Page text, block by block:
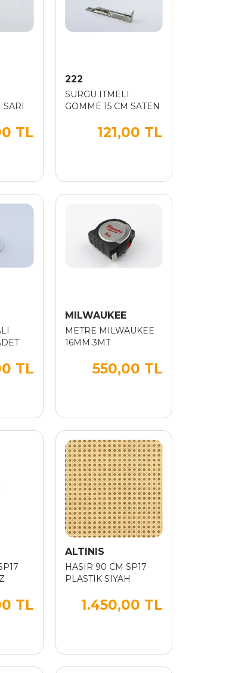
SARI
TL
222
SURGU ITMELI
GOMME 15 CM SATEN
121,00 TL
TL
MILWAUKEE
METRE MILWAUKEE
16MM 3MT
550,00 TL
TL
ALTINIS
HASIR 90 CM SP17
PLASTIK SIYAH
1.450,00 TL